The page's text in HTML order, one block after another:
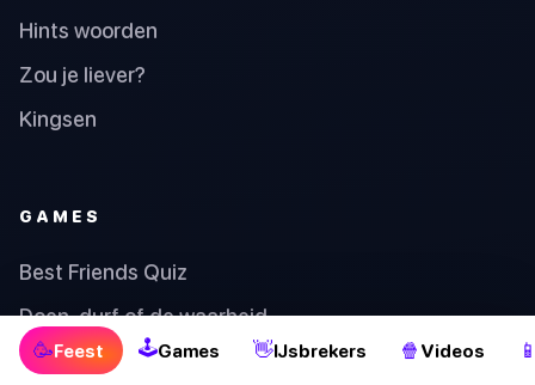
🥳Feest 🕹Games 👋IJsbrekers 🍿 Videos
Hints woorden
Zou je liever?
Kingsen
GAMES
Best Friends Quiz
Doen, durf of de waarheid
Geluksgetal